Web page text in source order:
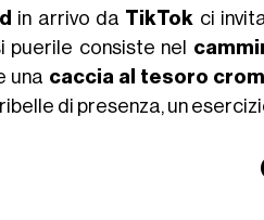
in arrivo da TikTok ci
puerile consiste nel
una caccia al tesoro
di presenza, un